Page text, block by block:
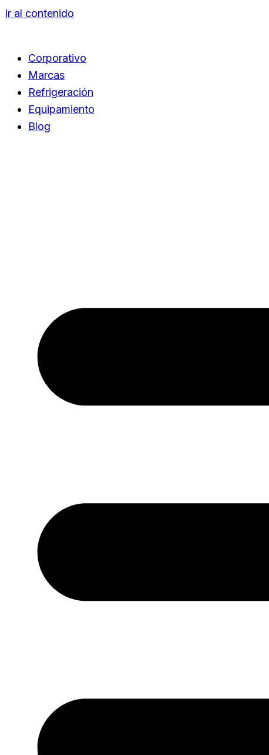
Ir al contenido
Corporativo
Marcas
Refrigeración
Equipamiento
Blog